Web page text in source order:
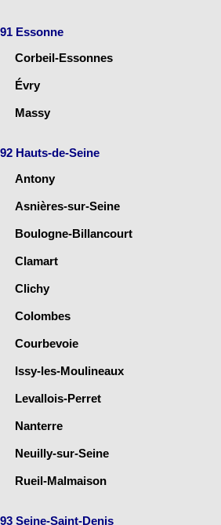
91 Essonne
Corbeil-Essonnes
Évry
Massy
92 Hauts-de-Seine
Antony
Asnières-sur-Seine
Boulogne-Billancourt
Clamart
Clichy
Colombes
Courbevoie
Issy-les-Moulineaux
Levallois-Perret
Nanterre
Neuilly-sur-Seine
Rueil-Malmaison
93 Seine-Saint-Denis